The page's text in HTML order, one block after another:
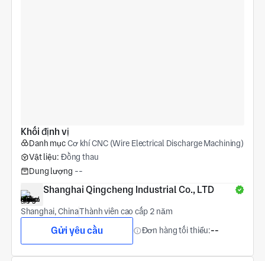
Khối định vị
Danh mụcCơ khí CNC (Wire Electrical Discharge Machining)
Vật liệu: Đồng thau
Dung lượng --
Shanghai Qingcheng Industrial Co., LTD
Shanghai, ChinaThành viên cao cấp 2 năm
Gửi yêu cầu Đơn hàng tối thiểu:--